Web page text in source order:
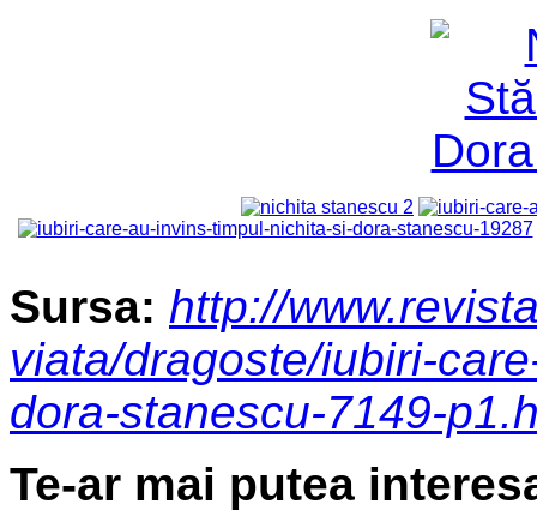
Sursa: http://
viata/dragoste/iubiri-
dora-stanescu-7149-
Te-ar mai putea